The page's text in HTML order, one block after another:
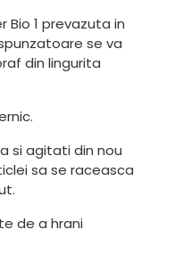
1 prevazuta in
se va
din lingurita
si agitati din nou
sa se raceasca
de a hrani